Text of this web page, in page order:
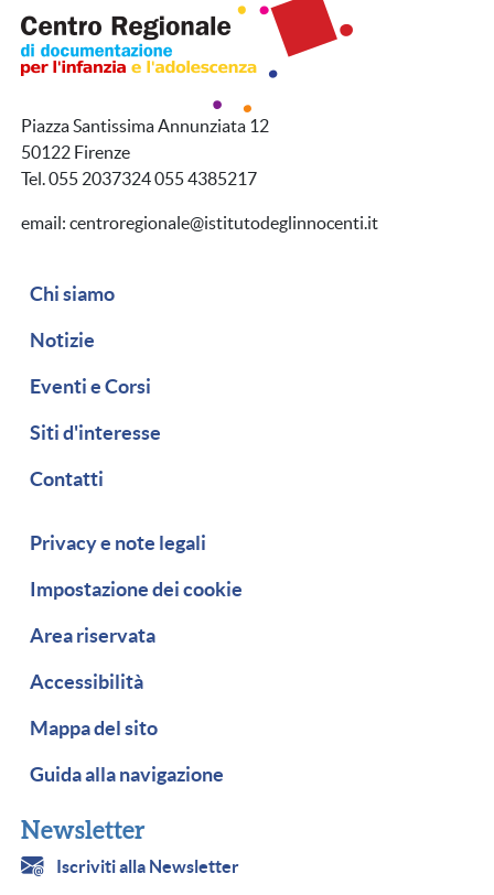
Piazza Santissima Annunziata 12
50122 Firenze
Tel. 055 2037324 055 4385217
email: centroregionale@istitutodeglinnocenti.it
Navigazione secondaria
Chi siamo
Notizie
Eventi e Corsi
Siti d'interesse
Contatti
Piè di pagina
Privacy e note legali
Impostazione dei cookie
Area riservata
Accessibilità
Mappa del sito
Guida alla navigazione
Newsletter
Iscriviti alla Newsletter